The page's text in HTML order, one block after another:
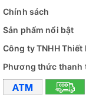
số cho hiệu quả
✅ Điều khiển thời
✅ Bể được chế
chống lại sự xâm
Chính sách
Sản phẩm nổi bật
Công ty TNHH
Phương thức thanh